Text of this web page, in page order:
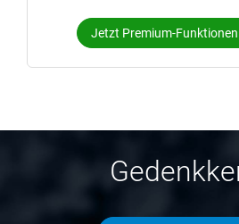
Jetzt Premium-